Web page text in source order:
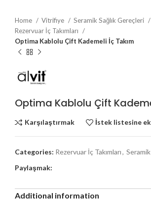
Home Vitrifiye
Seramik Sağlık Gereçleri
Rezervuar İç Takımları
Optima Kablolu Çift Kademeli İç Takım
Optima Kablolu Çift
Karşılaştırmak İstek listesine
Categories: Rezervuar İç Takımları,
Paylaşmak:
Additional information